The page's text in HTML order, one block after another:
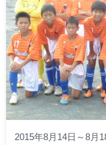
2015年8月14日～8月